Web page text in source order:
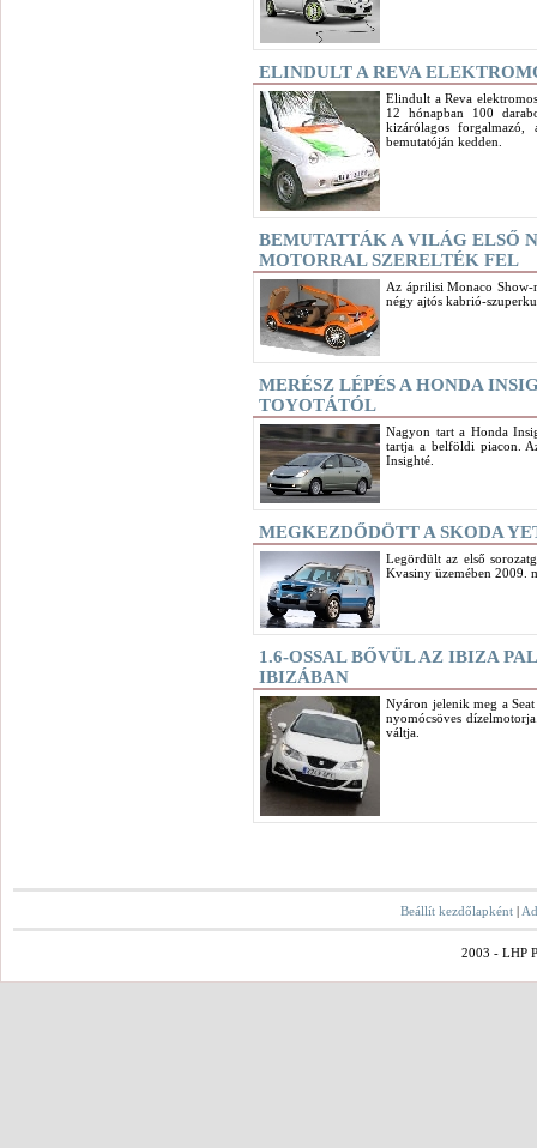
ELINDULT A REVA
Elindult a Reva
12 hónapban 100
kizárólagos
bemutatóján kedden.
BEMUTATTÁK A VILÁG ELSŐ
MOTORRAL SZERELTÉK FEL
Az áprilisi Monaco Show-
négy ajtós kabrió-
MERÉSZ LÉPÉS A HONDA
TOYOTÁTÓL
Nagyon tart a Honda
tartja a belföldi piacon.
Insighté.
MEGKEZDŐDÖTT A SKODA
Legördült az első
Kvasiny üzemében 2009.
1.6-OSSAL BŐVÜL AZ IBIZA
IBIZÁBAN
Nyáron jelenik meg a
nyomócsöves
váltja.
Beállít kezdőlapként |
2003 - LHP